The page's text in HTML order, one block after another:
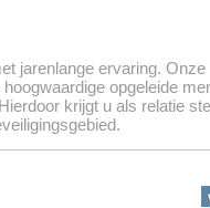
jarenlange ervaring. Onze
opgeleide
krijgt u als relatie